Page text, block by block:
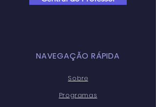
NAVEGAÇÃO RÁPIDA
Sobre
Programas